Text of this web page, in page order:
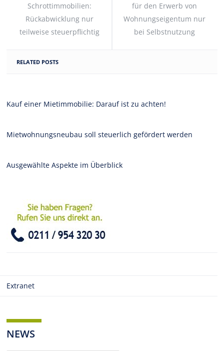
Schrottimmobilien:
Rückabwicklung nur
teilweise steuerpflichtig
für den Erwerb von
Wohnungseigentum nur
bei Selbstnutzung
RELATED POSTS
Kauf einer Mietimmobilie: Darauf ist zu achten!
Mietwohnungsneubau soll steuerlich gefördert werden
Ausgewählte Aspekte im Überblick
Extranet
NEWS